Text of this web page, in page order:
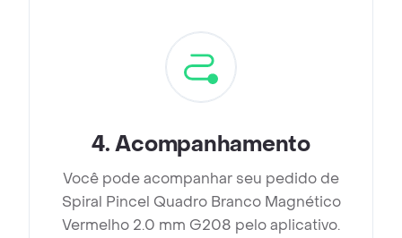
4.Acompanhamento
Você pode acompanhar seu pedido de
Spiral Pincel Quadro Branco Magnético
Vermelho 2.0 mm G208 pelo aplicativo.